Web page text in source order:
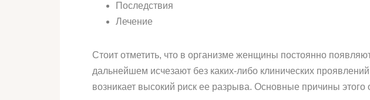
Последствия
Лечение
Стоит отметить, что в организме женщины постоянно
дальнейшем исчезают без каких-либо клинических
возникает высокий риск ее разрыва. Основные причины этого